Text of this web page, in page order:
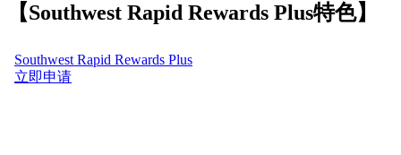
【Southwest Rapid Rewards Plus特色】